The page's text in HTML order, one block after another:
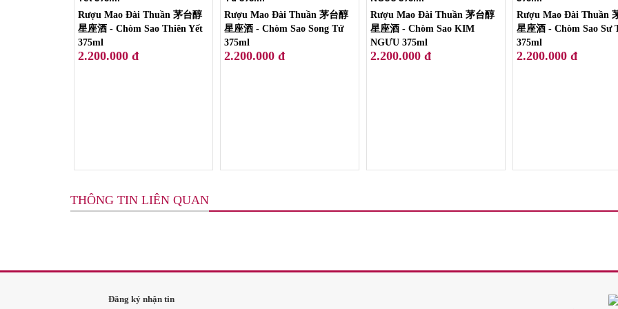
Rượu Mao Đài Thuần 茅台醇
星座酒 - Chòm Sao Thiên Yết
375ml
2.200.000 đ
Rượu Mao Đài Thuần 茅台醇
星座酒 - Chòm Sao Song Tử
375ml
2.200.000 đ
Rượu Mao Đài Thuần 茅台醇
星座酒 - Chòm Sao KIM
NGƯU 375ml
2.200.000 đ
Rượu Mao Đài Thuần
星座酒 - Chòm Sao Sư
375ml
2.200.000 đ
THÔNG TIN LIÊN QUAN
Đăng ký nhận tin